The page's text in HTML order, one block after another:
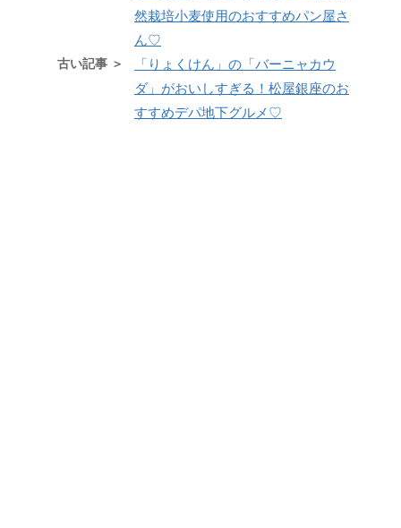
然栽培小麦使用のおすすめパン屋さ
ん♡
古い記事 ＞
「りょくけん」の「バーニャカウ
ダ」がおいしすぎる！松屋銀座のお
すすめデパ地下グルメ♡